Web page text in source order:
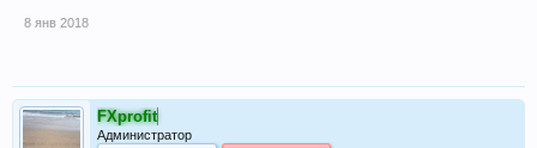
8 янв 2018
FXprofit
Администратор